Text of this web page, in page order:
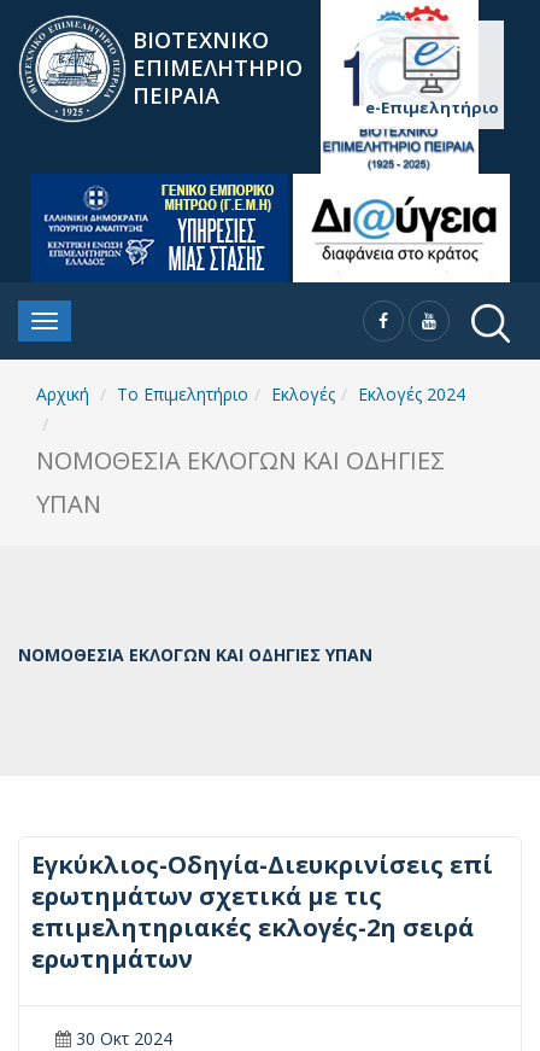
ΒΙΟΤΕΧΝΙΚΟ
ΕΠΙΜΕΛΗΤΗΡΙΟ
ΠΕΙΡΑΙΑ
e-Επιμελητήριο
Αρχική To Επιμελητήριο Εκλογές Εκλογές 2024
ΝΟΜΟΘΕΣΙΑ ΕΚΛΟΓΩΝ ΚΑΙ ΟΔΗΓΙΕΣ
ΥΠΑΝ
ΝΟΜΟΘΕΣΙΑ ΕΚΛΟΓΩΝ ΚΑΙ ΟΔΗΓΙΕΣ ΥΠΑΝ
Εγκύκλιος-Οδηγία-Διευκρινίσεις επί
ερωτημάτων σχετικά με τις
επιμελητηριακές εκλογές-2η σειρά
ερωτημάτων
30 Οκτ 2024